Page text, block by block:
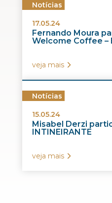
Notícias
17.05.24
Fernando Moura
Welcome Coffee –
veja mais
Notícias
15.05.24
Misabel Derzi
INTINEIRANTE
veja mais